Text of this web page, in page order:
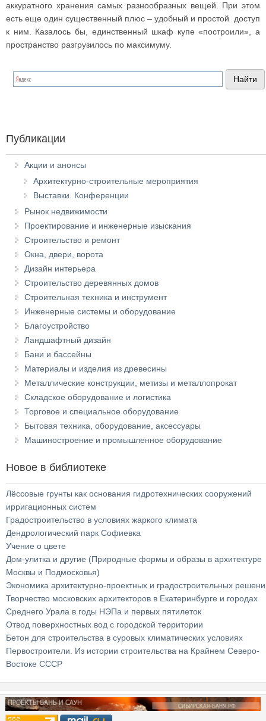
аккуратного хранения самых разнообразных вещей. При этом
есть еще один существенный плюс – удобный и простой доступ
к ним. Казалось бы, единственный шкаф купе «построили», а
пространство разгрузилось по максимуму.
Публикации
Акции и анонсы
Архитектурно-строительные мероприятия
Выставки. Конференции
Рынок недвижимости
Проектирование и инженерные изыскания
Строительство и ремонт
Окна, двери, ворота
Дизайн интерьера
Строительство деревянных домов
Строительная техника и инструмент
Инженерные системы и оборудование
Благоустройство
Ландшафтный дизайн
Бани и бассейны
Материалы и изделия из древесины
Металлические конструкции, метизы и металлопрокат
Складское оборудование и логистика
Торговое и специальное оборудование
Бытовая техника, оборудование, аксессуары
Машиностроение и промышленное оборудование
Новое в библиотеке
Лёссовые грунты как основания гидротехнических сооружений
ирригационных систем
Градостроительство в условиях жаркого климата
Дендрологический парк Софиевка
Учение о цвете
Дом-улитка и другие (Природные формы и образы в архитектуре
Москвы и Подмосковья)
Экономика архитектурно-проектных и градостроительных
Творчество московских архитекторов в Екатеринбурге и городах
Среднего Урала в годы НЭПа и первых пятилеток
Отвод поверхностных вод с городской территории
Бетон для строительства в суровых климатических условиях
Первостроители. Из истории строительства на Крайнем Северо-
Востоке СССР